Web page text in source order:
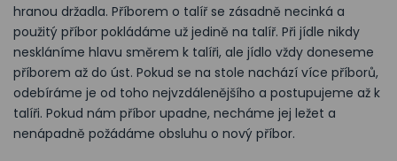
hranou držadla. Příborem o talíř se zásadně necinká a
použitý příbor pokládáme už jedině na talíř. Při jídle nikdy
neskláníme hlavu směrem k talíři, ale jídlo vždy doneseme
příborem až do úst. Pokud se na stole nachází více příborů,
odebíráme je od toho nejvzdálenějšího a postupujeme až k
talíři. Pokud nám příbor upadne, necháme jej ležet a
nenápadně požádáme obsluhu o nový příbor.